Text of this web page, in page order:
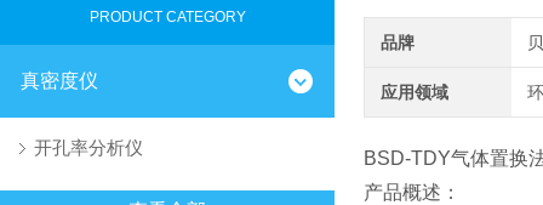
PRODUCT CATEGORY
真密度仪
开孔率分析仪
品牌
应用领域
BSD-TDY气体置换
产品概述：